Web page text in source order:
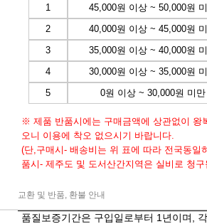
1
45,000원 이상 ~ 50,000원
2
40,000원 이상 ~ 45,000원
3
35,000원 이상 ~ 40,000원
4
30,000원 이상 ~ 35,000원
5
0원 이상 ~ 30,000원 미만
※ 제품 반품시에는 구매금액에 상관없이 왕
오니 이용에 착오 없으시기 바랍니다.
(단,구매시- 배송비는 위 표에 따라 전국동일
품시- 제주도 및 도서산간지역은 실비로 청
교환 및 반품, 환불 안내
품질보증기간은 구입일로부터 1년이며,